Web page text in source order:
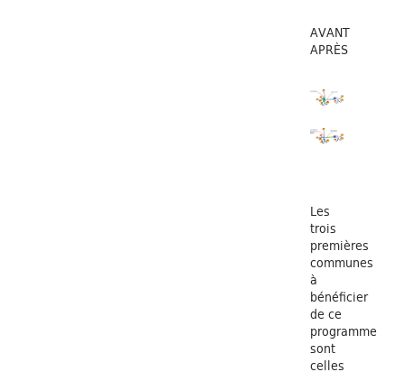
APRÈS
Les
trois
premières
communes
à
bénéficier
de ce
programme
sont
celles